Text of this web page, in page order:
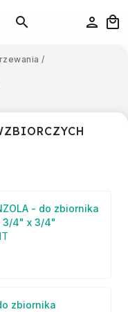
/
- do zbiornika
3/4" x 3/4"
zbiornika